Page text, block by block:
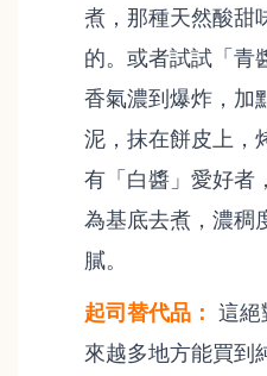
煮，那種天然酸甜
的。或者試試「青
香氣濃到爆炸，加
泥，抹在餅皮上
有「白醬」愛好者
為基底去煮，濃稠
膩。
起司替代品： 這絕
來越多地方能買到